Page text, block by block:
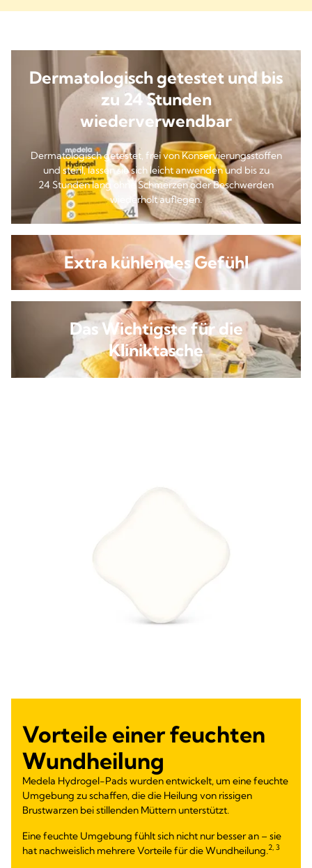
Dermatologisch getestet und bis
zu 24 Stunden
wiederverwendbar
Dermatologisch getestet, frei von Konservierungsstoffen
und steril, lassen sie sich leicht anwenden und bis zu
24 Stunden lang ohne Schmerzen oder Beschwerden
wiederholt auflegen.
Extra kühlendes Gefühl
Das Wichtigste für die
Kliniktasche
Vorteile einer feuchten
Wundheilung
Medela Hydrogel-Pads wurden entwickelt, um eine feuchte
Umgebung zu schaffen, die die Heilung von rissigen
Brustwarzen bei stillenden Müttern unterstützt.
Eine feuchte Umgebung fühlt sich nicht nur besser an – sie
hat nachweislich mehrere Vorteile für die Wundheilung.2, 3